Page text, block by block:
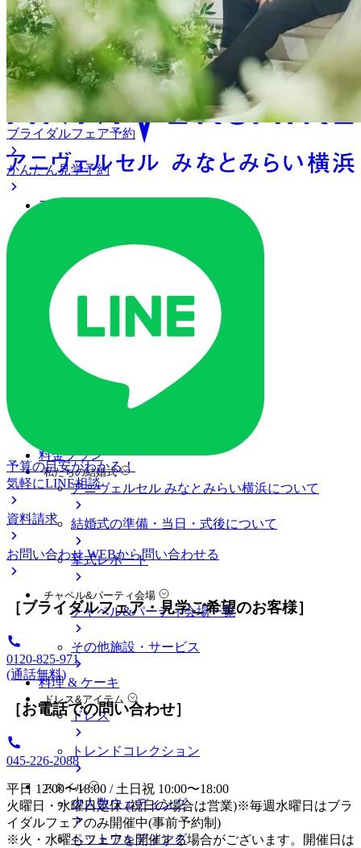
アニヴェルセル みなとみら
い横浜
アクセス
ご列席の皆様へ
トピックス
オリジナルプロジェクト
ご予約・お問い合わせ
ブライダルフェア
ブライダルフェア一覧
料金プラン
私たちの結婚式
アニヴェルセル みなとみらい横浜について
結婚式の準備・当日・式後について
挙式レポート
チャペル&パーティ会場
チャペル&パーティ会場一覧
その他施設・サービス
料理 & ケーキ
ドレス&アイテム
ドレス
トレンドコレクション
スタイル
少人数ウェディング
ペットウェディング
ブライダルフェア予約
かんたん見学予約
予算の目安がわかる！
気軽にLINE相談
資料請求
お問い合わせ WEBから問い合わせる
［ブライダルフェア・見学ご希望のお客様］
0120-825-971
(通話無料)
［お電話での問い合わせ］
045-226-2088
平日 12:00〜18:00 / 土日祝 10:00〜18:00
火曜日・水曜日定休 (祝日の場合は営業)※毎週水曜日はブラ
イダルフェアのみ開催中(事前予約制)
※火・水曜もフェアを開催する場合がございます。開催日は